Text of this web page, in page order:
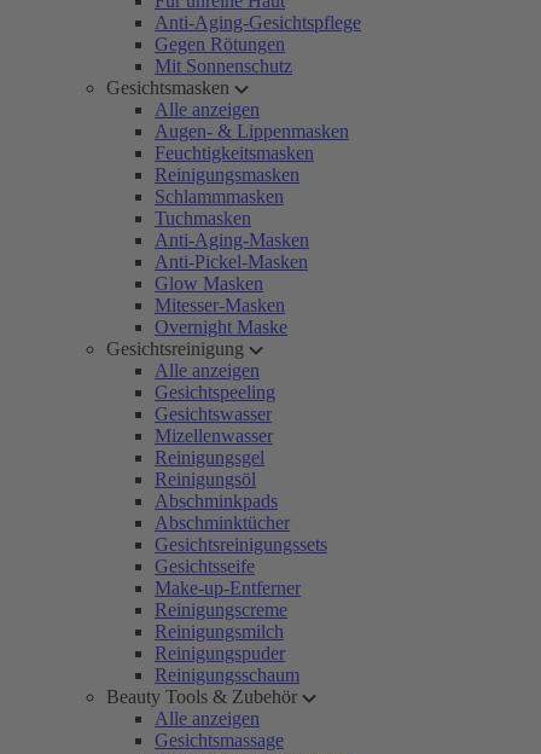
Anti-Aging-Gesichtspflege
Gegen Rötungen
Mit Sonnenschutz
Gesichtsmasken
Alle anzeigen
Augen- & Lippenmasken
Feuchtigkeitsmasken
Reinigungsmasken
Schlammmasken
Tuchmasken
Anti-Aging-Masken
Anti-Pickel-Masken
Glow Masken
Mitesser-Masken
Overnight Maske
Gesichtsreinigung
Alle anzeigen
Gesichtspeeling
Gesichtswasser
Mizellenwasser
Reinigungsgel
Reinigungsöl
Abschminkpads
Abschminktücher
Gesichtsreinigungssets
Gesichtsseife
Make-up-Entferner
Reinigungscreme
Reinigungsmilch
Reinigungspuder
Reinigungsschaum
Beauty Tools & Zubehör
Alle anzeigen
Gesichtsmassage